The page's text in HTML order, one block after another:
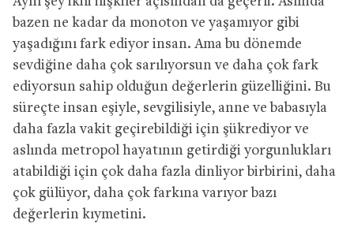
bazen ne kadar da monoton ve yaşamıyor gibi
yaşadığını fark ediyor insan. Ama bu dönemde
sevdiğine daha çok sarılıyorsun ve daha çok fark
ediyorsun sahip olduğun değerlerin güzelliğini. Bu
süreçte insan eşiyle, sevgilisiyle, anne ve babasıyla
daha fazla vakit geçirebildiği için şükrediyor ve
aslında metropol hayatının getirdiği yorgunlukları
atabildiği için çok daha fazla dinliyor birbirini, daha
çok gülüyor, daha çok farkına varıyor bazı
değerlerin kıymetini.